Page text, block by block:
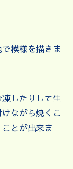
模様を描きま
したりして生
ながら焼くこ
とが出来ま